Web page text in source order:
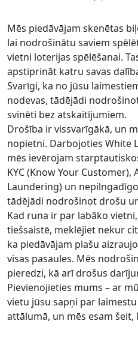
Mēs piedāvājam skenētas
lai nodrošinātu saviem
vietni loterijas spēlēšanai.
apstiprināt katru savas
Svarīgi, ka no jūsu
nodevas, tādējādi
svinēti bez atskaitījumiem.
Drošība ir vissvarīgākā, un
nopietni. Darbojoties White
mēs ievērojam
KYC (Know Your Customer),
Laundering) un
tādējādi nodrošinot drošu
Kad runa ir par labāko
tiešsaistē, meklējiet nekur
ka piedāvājam plašu
visas pasaules. Mēs
pieredzi, kā arī drošus
Pievienojieties mums – ar
vietu jūsu sapņi par
attālumā, un mēs esam